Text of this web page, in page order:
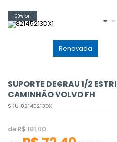
-60% OFF
Renovada
SUPORTE DEGRAU 1/2
CAMINHÃO VOLVO FH
SKU: 82145213DX
deR$181,00